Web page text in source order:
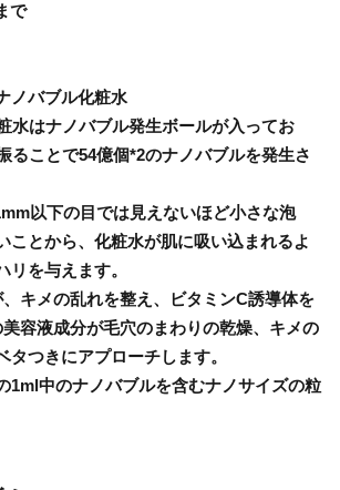
で
ノバブル化粧水
水はナノバブル発生ボールが入ってお
ることで54億個*2のナノバブルを発生さ
以下の目では見えないほど小さな泡
ことから、化粧水が肌に吸い込まれるよ
リを与えます。
キメの乱れを整え、ビタミンC誘導体を
容液成分が毛穴のまわりの乾燥、キメの
タつきにアプローチします。
中のナノバブルを含むナノサイズの粒